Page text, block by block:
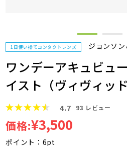
1日使い捨てコンタクトレンズ ジョンソ
ワンデーアキュビュ
イスト（ヴィヴィッ
4.7 93 レビュー
価格:¥3,500
ポイント：6pt